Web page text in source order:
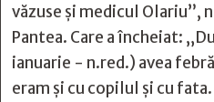
văzuse și medicul Olariu”,
Pantea. Care a încheiat:
ianuarie - n.red.) avea
eram și cu copilul și cu